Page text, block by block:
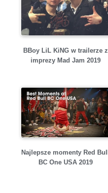
BBoy LiL KiNG w trailerze z
imprezy Mad Jam 2019
Najlepsze momenty Red Bull
BC One USA 2019